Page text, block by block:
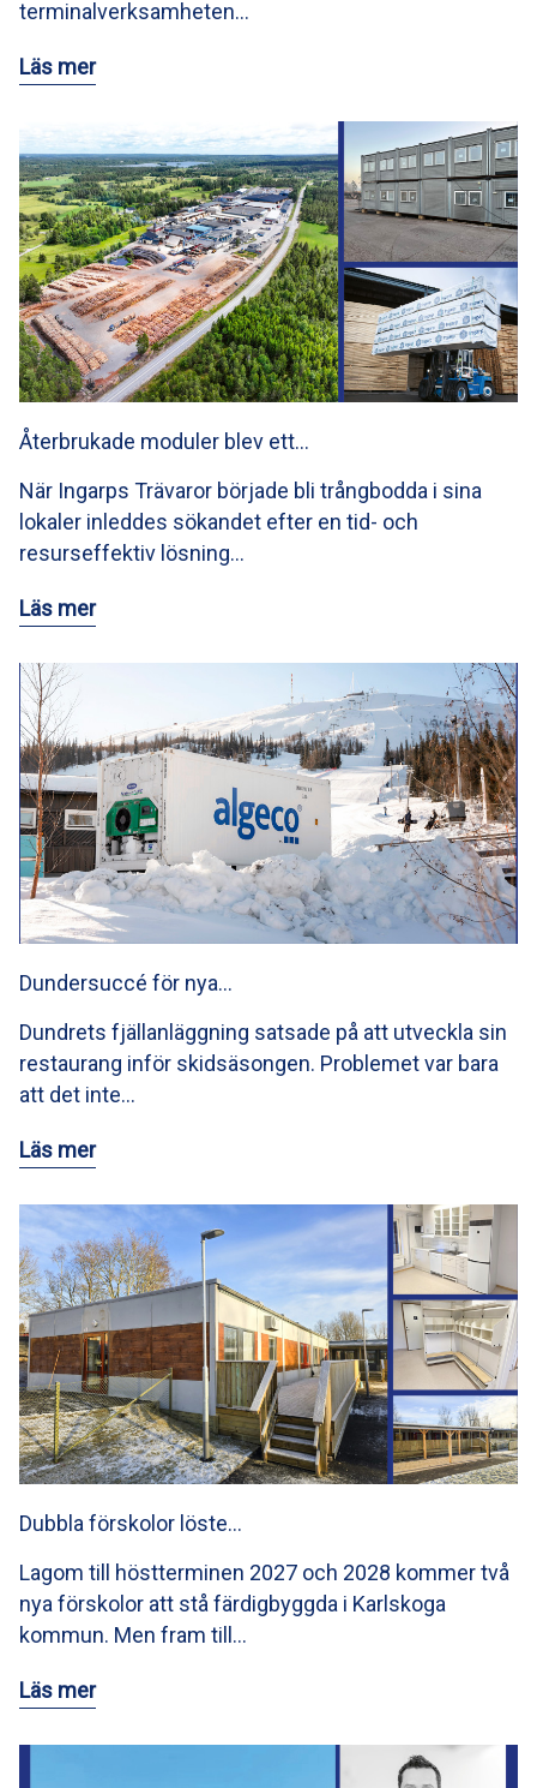
terminalverksamheten…
Läs mer
Återbrukade moduler blev ett…
När Ingarps Trävaror började bli trångbodda i sina
lokaler inleddes sökandet efter en tid- och
resurseffektiv lösning…
Läs mer
Dundersuccé för nya…
Dundrets fjällanläggning satsade på att utveckla sin
restaurang inför skidsäsongen. Problemet var bara
att det inte…
Läs mer
Dubbla förskolor löste…
Lagom till höstterminen 2027 och 2028 kommer två
nya förskolor att stå färdigbyggda i Karlskoga
kommun. Men fram till…
Läs mer